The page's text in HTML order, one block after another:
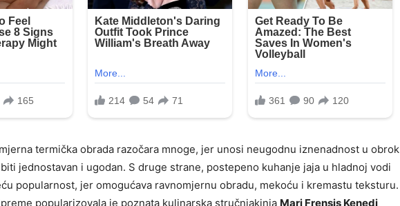
termička obrada razočara mnoge, jer unosi neugodnu iznenadnost u obrok
jednostavan i ugodan. S druge strane, postepeno kuhanje jaja u hladnoj vodi
popularnost, jer omogućava ravnomjernu obradu, mekoću i kremastu teksturu.
popularizovala je poznata kulinarska stručnjakinja Mari Frensis Kenedi